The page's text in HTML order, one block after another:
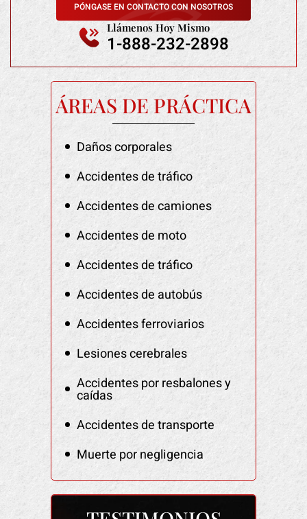
PÓNGASE EN CONTACTO CON NOSOTROS
Llámenos Hoy Mismo
1-888-232-2898
ÁREAS DE PRÁCTICA
Daños corporales
Accidentes de tráfico
Accidentes de camiones
Accidentes de moto
Accidentes de tráfico
Accidentes de autobús
Accidentes ferroviarios
Lesiones cerebrales
Accidentes por resbalones y
caídas
Accidentes de transporte
Muerte por negligencia